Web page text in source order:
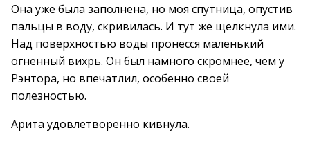
Она уже была заполнена, но моя спутница, опустив
пальцы в воду, скривилась. И тут же щелкнула ими.
Над поверхностью воды пронесся маленький
огненный вихрь. Он был намного скромнее, чем у
Рэнтора, но впечатлил, особенно своей
полезностью.
Арита удовлетворенно кивнула.